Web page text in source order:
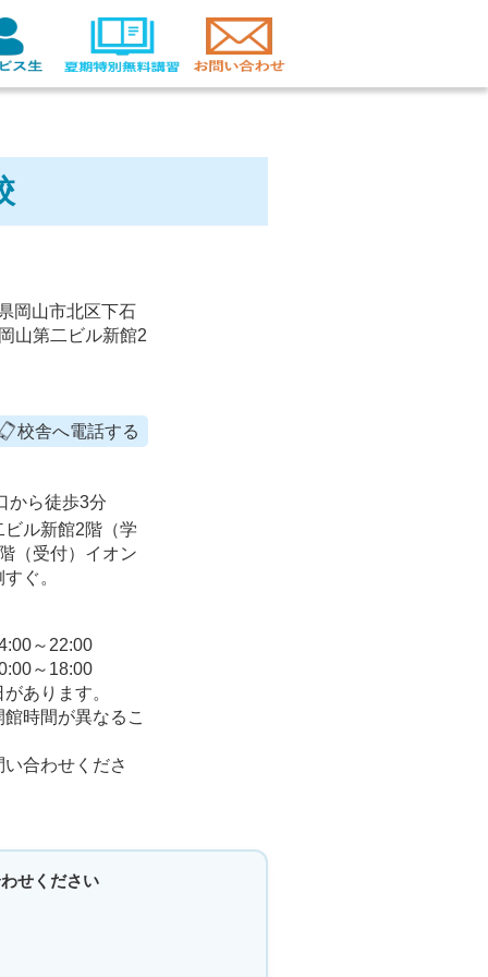
岡山市北区下石
山第二ビル新館2
校舎へ電話する
から徒歩3分
ル新館2階（学
（受付）イオン
ぐ。
～22:00
～18:00
あります。
時間が異なるこ
合わせくださ
せください